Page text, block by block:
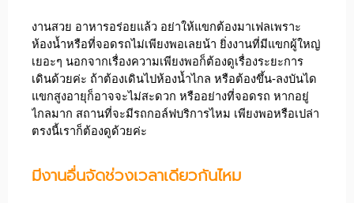
งานสวย อาหารอร่อยแล้ว อย่าให้แขกต้องมาเฟลเพราะ
ห้องน้ำหรือที่จอดรถไม่เพียงพอเลยน้า ยิ่งงานที่มีแขกผู้ใหญ่
เยอะๆ นอกจากเรื่องความเพียงพอก็ต้องดูเรื่องระยะการ
เดินด้วยค่ะ ถ้าต้องเดินไปห้องน้ำไกล หรือต้องขึ้น-ลงบันได
แขกสูงอายุก็อาจจะไม่สะดวก หรืออย่างที่จอดรถ หากอยู่
ไกลมาก สถานที่จะมีรถกอล์ฟบริการไหม เพียงพอหรือเปล่า
ตรงนี้เราก็ต้องดูด้วยค่ะ
มีงานอื่นจัดช่วงเวลาเดียวกันไหม